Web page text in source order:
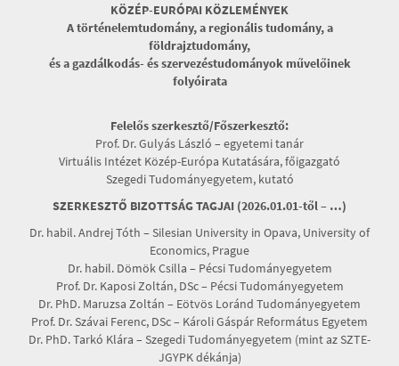
KÖZÉP-EURÓPAI KÖZLEMÉNYEK
A történelemtudomány, a regionális tudomány, a
földrajztudomány,
és a gazdálkodás- és szervezéstudományok művelőinek
folyóirata
Felelős szerkesztő/Főszerkesztő:
Prof. Dr. Gulyás László – egyetemi tanár
Virtuális Intézet Közép-Európa Kutatására, főigazgató
Szegedi Tudományegyetem, kutató
SZERKESZTŐ BIZOTTSÁG TAGJAI (2026.01.01-től – …)
Dr. habil. Andrej Tóth – Silesian University in Opava, University of
Economics, Prague
Dr. habil. Dömök Csilla – Pécsi Tudományegyetem
Prof. Dr. Kaposi Zoltán, DSc – Pécsi Tudományegyetem
Dr. PhD. Maruzsa Zoltán – Eötvös Loránd Tudományegyetem
Prof. Dr. Szávai Ferenc, DSc – Károli Gáspár Református Egyetem
Dr. PhD. Tarkó Klára – Szegedi Tudományegyetem (mint az SZTE-
JGYPK dékánja)